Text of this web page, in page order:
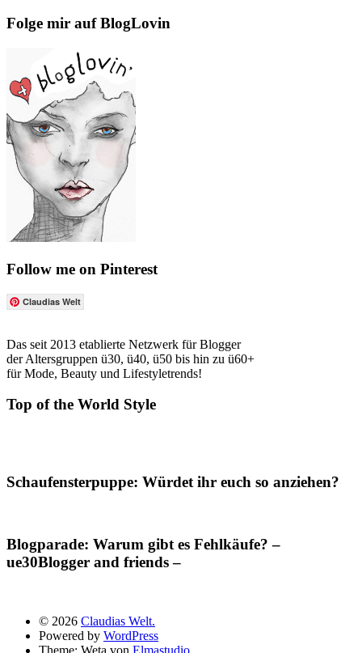
Folge mir auf BlogLovin
Follow me on Pinterest
Claudias Welt
Das seit 2013 etablierte Netzwerk für Blogger
der Altersgruppen ü30, ü40, ü50 bis hin zu ü60+
für Mode, Beauty und Lifestyletrends!
Top of the World Style
Schaufensterpuppe: Würdet ihr euch so anziehen?
Blogparade: Warum gibt es Fehlkäufe? –
ue30Blogger and friends –
© 2026 Claudias Welt.
Powered by WordPress
Theme: Weta von Elmastudio